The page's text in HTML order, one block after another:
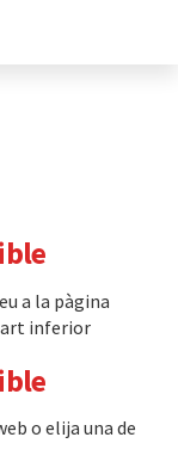
a la pàgina
inferior
o elija una de